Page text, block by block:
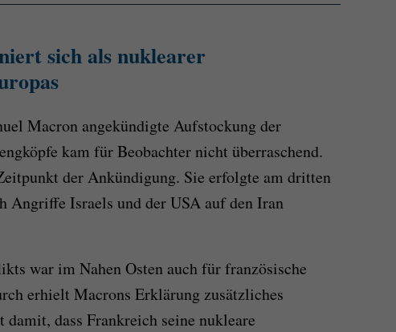
sich als nuklearer
Macron angekündigte Aufstockung der
kam für Beobachter nicht überraschend.
der Ankündigung. Sie erfolgte am dritten
Angriffe Israels und der USA auf den Iran
war im Nahen Osten auch für französische
erhielt Macrons Erklärung zusätzliches
dass Frankreich seine nukleare